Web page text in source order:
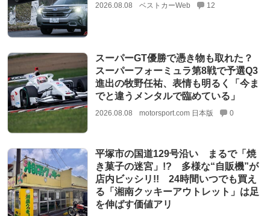
2026.08.08 ベストカーWeb 12
スーパーGT優勝で憑き物も取れた？
スーパーフォーミュラ第8戦で予選Q3
進出の牧野任祐、表情も明るく「今ま
でと違うメンタルで臨めている」
2026.08.08 motorsport.com 日本版 0
平塚市の国道129号沿い まるで「焼
き菓子の迷宮」!? 多様な“自販機”が
店内ビッシリ!! 24時間いつでも買え
る「湘南クッキーアウトレット」は足
を伸ばす価値アリ